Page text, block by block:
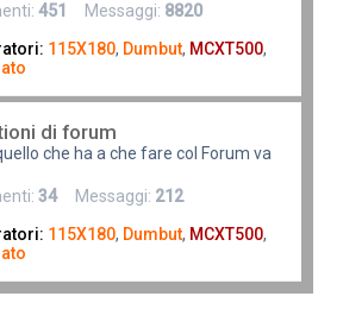
451 Messaggi: 8820
115X180, Dumbut, MCXT500,
di forum
che ha a che fare col Forum va
34Messaggi: 212
115X180, Dumbut, MCXT500,